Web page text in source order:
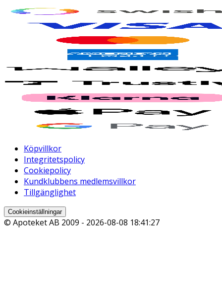
Köpvillkor
Integritetspolicy
Cookiepolicy
Kundklubbens medlemsvillkor
Tillgänglighet
Cookieinställningar
© Apoteket AB 2009 - 2026-08-08 18:41:27